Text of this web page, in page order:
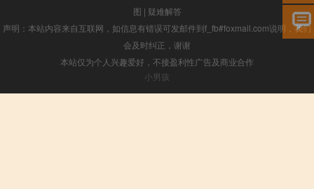
图 | 疑难解答
声明：本站内容来自互联网，如信息有错误可发邮件到f_fb#foxmail.com说明，我们
会及时纠正，谢谢
本站仅为个人兴趣爱好，不接盈利性广告及商业合作
小男孩